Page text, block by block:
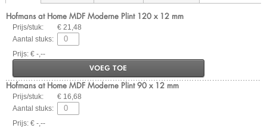
Hofmans at Home MDF Moderne Plint 120 x 12 mm
Prijs/stuk:
€ 21,48
Aantal stuks:
Prijs: € -,--
VOEG TOE
Hofmans at Home MDF Moderne Plint 90 x 12 mm
Prijs/stuk:
€ 16,68
Aantal stuks:
Prijs: € -,--